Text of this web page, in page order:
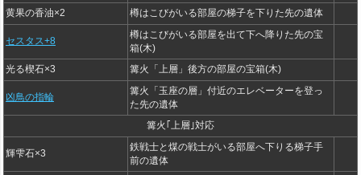
黄果の香油×2
樽はこびがいる部屋の梯子を下りた先の遺体
セスタス+8
樽はこびがいる部屋を出て下へ降りた先の宝
箱(木)
光る楔石×3
篝火「上層」後方の部屋の宝箱(木)
凶鳥の指輪
篝火「玉座の層」付近のエレベーターを登っ
た先の遺体
篝火｢上層｣対応
輝雫石×3
鉄戦士と煤の戦士がいる部屋へ下りる梯子手
前の遺体